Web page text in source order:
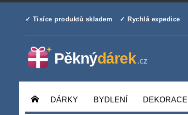
✓ Tisíce produktů skladem ✓ Rychlá expedice
DÁRKY BYDLENÍ DEKORACE